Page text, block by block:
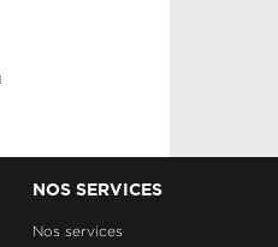
NOS SERVICES
Nos services